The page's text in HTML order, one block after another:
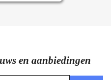
en aanbiedingen